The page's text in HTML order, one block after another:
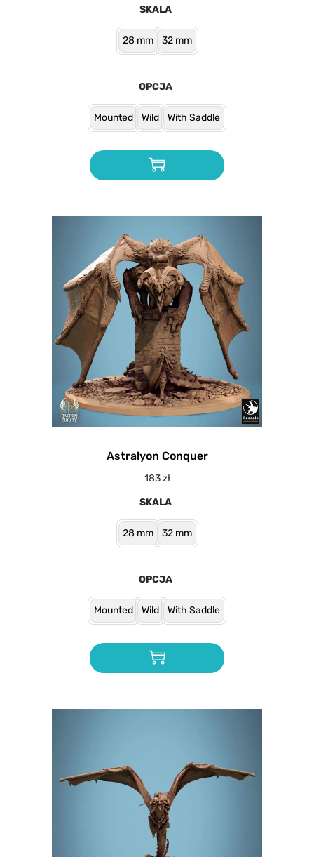
SKALA
28 mm 32 mm
OPCJA
Mounted Wild With Saddle
Astralyon Conquer
183zł
SKALA
28 mm 32 mm
OPCJA
Mounted Wild With Saddle